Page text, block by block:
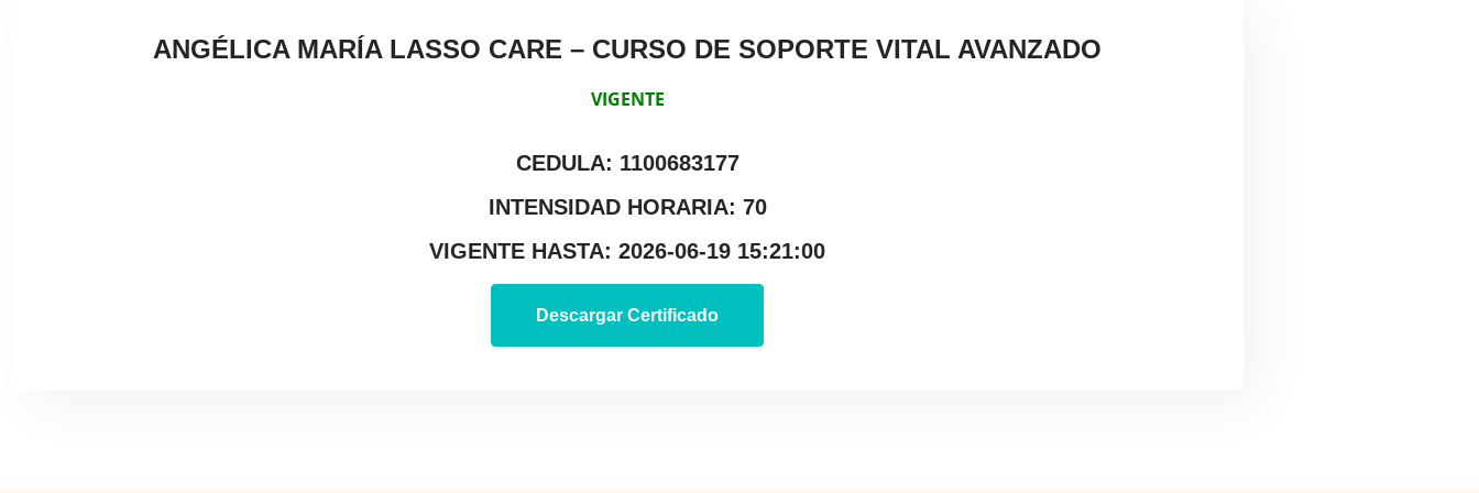
ANGÉLICA MARÍA LASSO CARE – CURSO DE SOPORTE VITAL AVANZADO
VIGENTE
CEDULA: 1100683177
INTENSIDAD HORARIA: 70
VIGENTE HASTA: 2026-06-19 15:21:00
Descargar Certificado